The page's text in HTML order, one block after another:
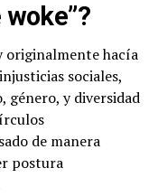
originalmente hacía
sociales,
género, y diversidad
de manera
postura